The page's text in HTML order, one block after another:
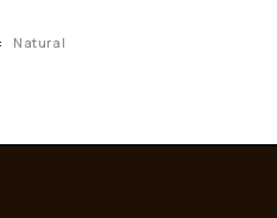
Natural